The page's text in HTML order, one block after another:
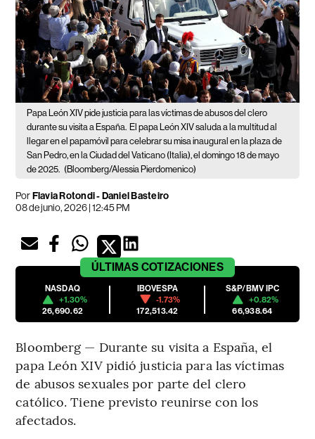
Papa León XIV pide justicia para las víctimas de abusos del clero
durante su visita a España. El papa León XIV saluda a la multitud al
llegar en el papamóvil para celebrar su misa inaugural en la plaza de
San Pedro, en la Ciudad del Vaticano (Italia), el domingo 18 de mayo
de 2025. (Bloomberg/Alessia Pierdomenico)
PorFlavia Rotondi - Daniel Basteiro
08 de junio, 2026 | 12:45 PM
ÚLTIMAS COTIZACIONES
NASDAQ
+1.30%
26,690.62
IBOVESPA
-1.73%
172,513.42
S&P/BMV IPC
+0.82%
66,938.64
Bloomberg — Durante su visita a España, el
papa León XIV pidió justicia para las víctimas
de abusos sexuales por parte del clero
católico. Tiene previsto reunirse con los
afectados.